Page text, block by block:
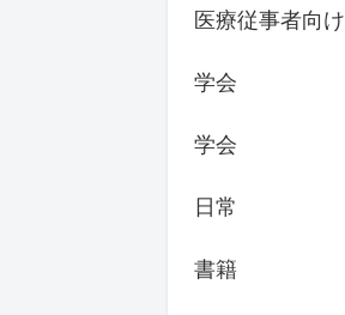
医療従事者向け
学会
学会
日常
書籍